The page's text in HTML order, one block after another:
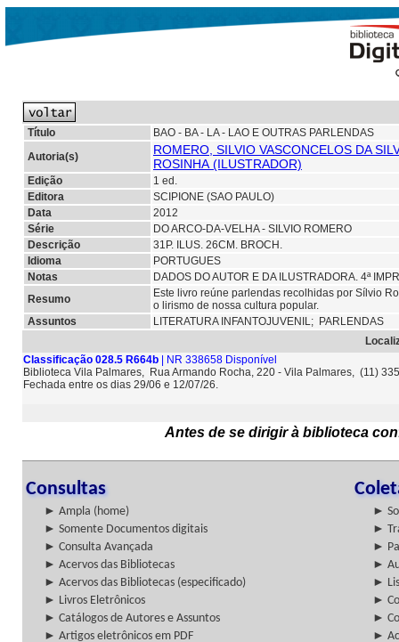
Título
BAO - BA - LA - LAO E OUTRAS PARLENDAS
Autoria(s)
ROMERO, SILVIO VASCONCELOS DA
ROSINHA (ILUSTRADOR)
Edição
1 ed.
Editora
SCIPIONE (SAO PAULO)
Data
2012
Série
DO ARCO-DA-VELHA - SILVIO ROMERO
Descrição
31P. ILUS. 26CM. BROCH.
Idioma
PORTUGUES
Notas
DADOS DO AUTOR E DA ILUSTRADORA. 4ª
Resumo
Este livro reúne parlendas recolhidas por Sílvio
o lirismo de nossa cultura popular.
Assuntos
LITERATURA INFANTOJUVENIL; PARLENDAS
Classificação 028.5 R664b | NR 338658 Disponível
Biblioteca Vila Palmares, Rua Armando Rocha, 220 - Vila Palmares, (11)
Fechada entre os dias 29/06 e 12/07/26.
Antes de se dirigir à biblioteca
Consultas
► Ampla (home)
►
► Somente Documentos digitais
►
► Consulta Avançada
►
► Acervos das Bibliotecas
►
► Acervos das Bibliotecas (especificado)
►
► Livros Eletrônicos
►
► Catálogos de Autores e Assuntos
►
► Artigos eletrônicos em PDF
►